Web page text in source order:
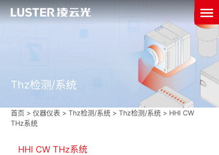
Thz检测/系统
首页 >仪器仪表 >Thz检测/系统 >Thz检测/系统 > HHI CW
THz系统
HHI CW THz系统